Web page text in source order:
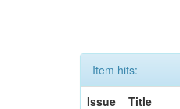
Item hits:
Issue
Title